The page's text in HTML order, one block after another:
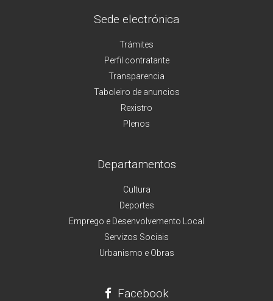
Sede electrónica
Trámites
Perfil contratante
Transparencia
Taboleiro de anuncios
Rexistro
Plenos
Departamentos
Cultura
Deportes
Emprego e Desenvolvemento Local
Servizos Sociais
Urbanismo e Obras
Facebook